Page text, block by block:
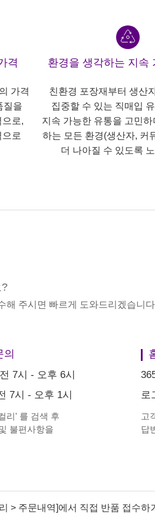
격
가격
질을
로,
로
환경을 생각하는 지속
친환경 포장재부터 생산
집중할 수 있는 직매입
지속 가능한 유통을 고민하
하는 모든 환경(생산자, 커
더 나아질 수 있도록
해 주시면 빠르게 도와드리겠습니
7시 - 오후 6시
7시 - 오후 1시
리' 를 검색 후
불편사항을
로
고
답
> 주문내역]에서 직접 반품 접수하